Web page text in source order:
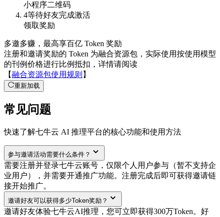
小程序二维码
4等待好友完成激活
领取奖励
多邀多赚，最高享百亿 Token 奖励
注册和邀请奖励的 Token 为融合资源包，实际使用按使用模型
的刊例价格进行比例抵扣，详情请阅读
【融合资源包使用规则 】
重新加载
常见问题
快速了解七牛云 AI 推理平台的核心功能和使用方法
参与邀请活动需要什么条件？
需要注册并登录七牛云账号，仅限个人用户参与（暂不支持企
业用户），并需要开通推广功能。注册完成后即可获得邀请链
接开始推广。
邀请好友可以获得多少Token奖励？
邀请好友体验七牛云AI推理，您可立即获得300万Token。好